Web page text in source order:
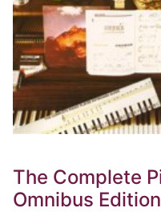
The Complete
Omnibus Edition